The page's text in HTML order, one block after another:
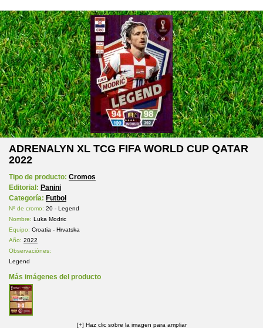
ADRENALYN XL TCG FIFA WORLD CUP QATAR
2022
Tipo de producto: Cromos
Editorial: Panini
Categoría: Futbol
Nº de cromo: 20 - Legend
Nombre: Luka Modric
Equipo: Croatia - Hrvatska
Año: 2022
Observaciónes:
Legend
Más imágenes del producto
[+] Haz clic sobre la imagen para ampliar